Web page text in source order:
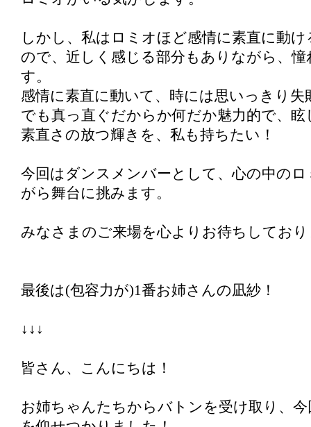
しかし、私はロミオほど感情に素直に動
ので、近しく感じる部分もありながら、
す。
感情に素直に動いて、時には思いっきり失
でも真っ直ぐだからか何だか魅力的で、
素直さの放つ輝きを、私も持ちたい！
今回はダンスメンバーとして、心の中の
がら舞台に挑みます。
みなさまのご来場を心よりお待ちしてお
最後は(包容力が)1番お姉さんの凪紗！
↓↓↓
皆さん、こんにちは！
お姉ちゃんたちからバトンを受け取り、